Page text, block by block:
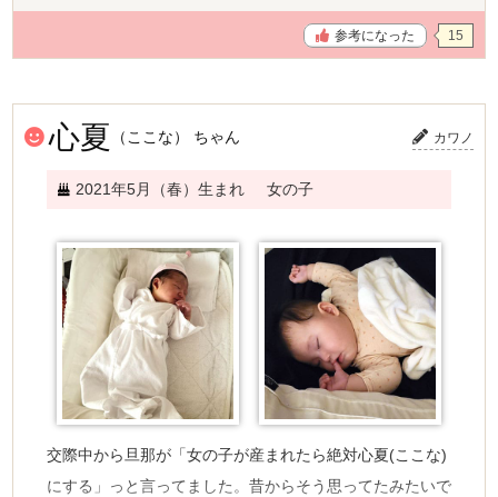
参考になった 15
心夏 （ここな） ちゃん カワノ
2021年5月（春）生まれ 女の子
交際中から旦那が「女の子が産まれたら絶対心夏(ここな)
にする」っと言ってました。昔からそう思ってたみたいで